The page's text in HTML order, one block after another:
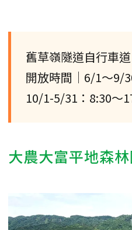
舊草嶺隧道自行車道
開放時間｜6/1～9/
10/1-5/31：8:30～
大農大富平地森